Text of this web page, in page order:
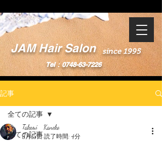
JAM Hair Salon since 1995
Tel：0748-63-7226
記事
全ての記事
全ての記事
Takemi Kaneko
5月15日 読了時間: 4分